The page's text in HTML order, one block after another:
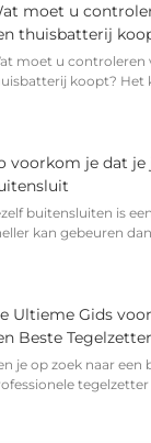
moet u
thuisbatterij
moet u controleren
koopt? Het
voorkom je dat je
buitensluiten is
kan gebeuren
Ultieme Gids
Beste
je op zoek naar een